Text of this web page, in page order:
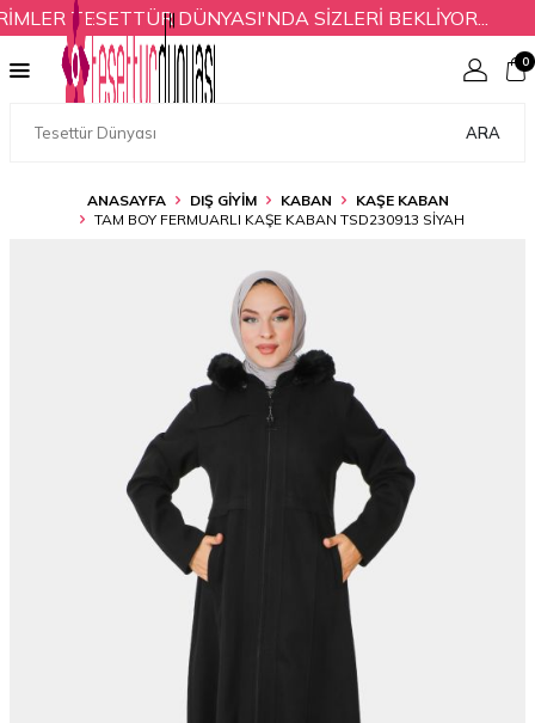
TESETTÜR DÜNYASI'NDA SİZLERİ BEKLİYOR...
ARA
0
ANASAYFA DIŞ GİYİM KABAN
KAŞE KABAN
TAM BOY FERMUARLI KAŞE KABAN TSD230913 SIYAH